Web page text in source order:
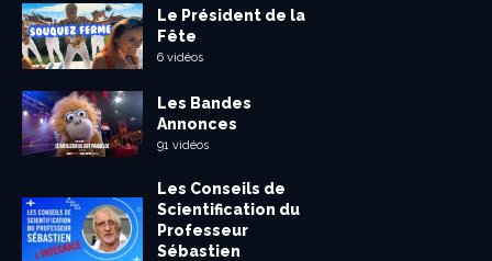
Le Président de la
Fête
6 vidéos
Les Bandes
Annonces
91 vidéos
Les Conseils de
Scientification du
Professeur
Sébastien